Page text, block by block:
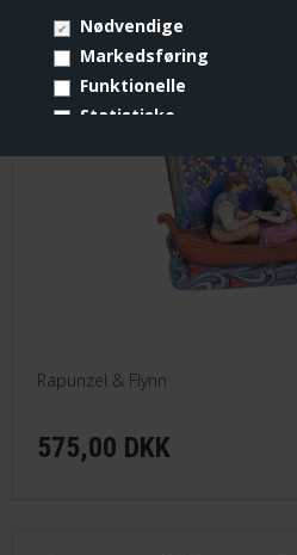
Nødvendige
Markedsføring
Funktionelle
Statistiske
Disney Traditions -
Rapunzel & Flynn
575,00 DKK